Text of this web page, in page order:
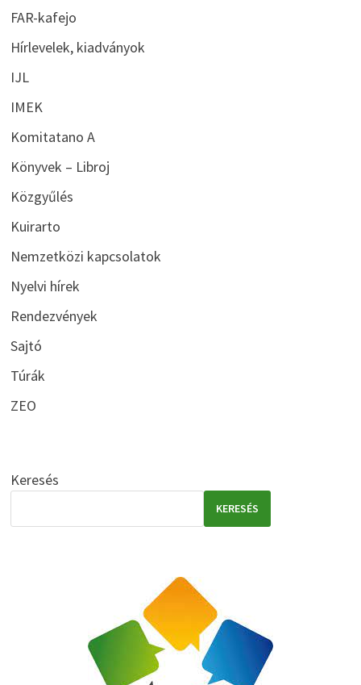
FAR-kafejo
Hírlevelek, kiadványok
IJL
IMEK
Komitatano A
Könyvek – Libroj
Közgyűlés
Kuirarto
Nemzetközi kapcsolatok
Nyelvi hírek
Rendezvények
Sajtó
Túrák
ZEO
Keresés
KERESÉS